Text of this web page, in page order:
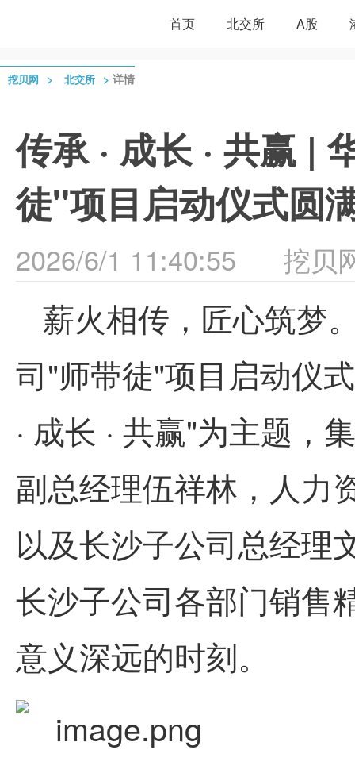
首页 北交所 A股
挖贝网 > 北交所 > 详情
传承 · 成长 · 共赢 |
徒"项目启动仪式圆
2026/6/1 11:40:55 挖贝
薪火相传，匠心筑梦
司"师带徒"项目启动仪
· 成长 · 共赢"为主题，
副总经理伍祥林，人力
以及长沙子公司总经理
长沙子公司各部门销售
意义深远的时刻。